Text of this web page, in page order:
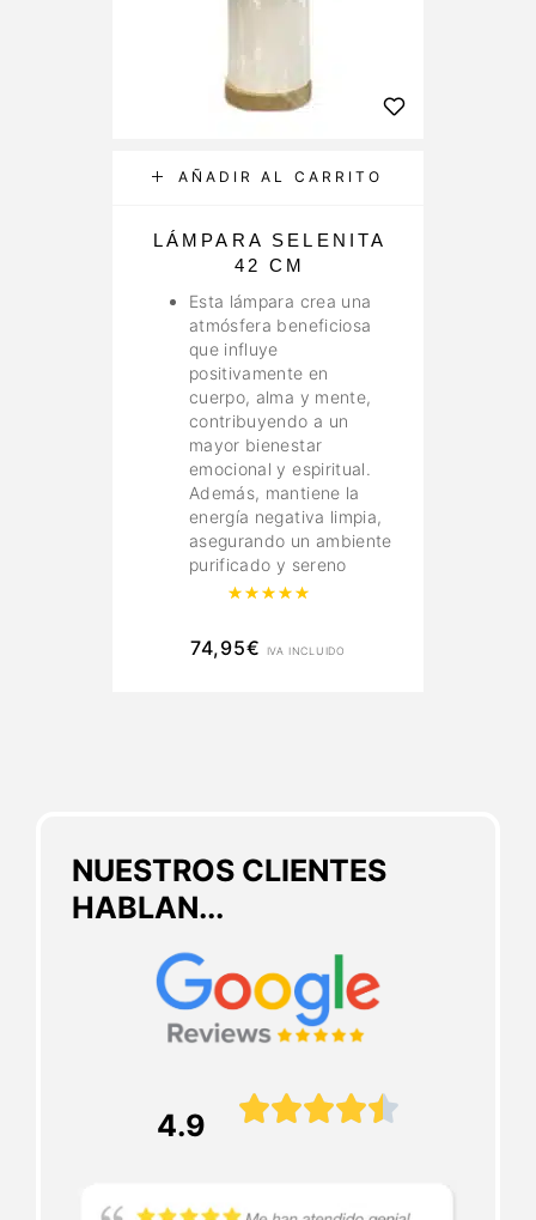
NUESTROS CLIENTES
HABLAN...
4.9 
AÑADIR AL CARRITO
LÁMPARA SELENITA
42 CM
Esta lámpara crea una
atmósfera beneficiosa
que influye
positivamente en
cuerpo, alma y mente,
contribuyendo a un
mayor bienestar
emocional y espiritual.
Además, mantiene la
energía negativa limpia,
asegurando un ambiente
purificado y sereno
Valorado con
74,95€ IVA INCLUIDO